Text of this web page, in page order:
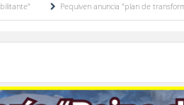
Pequiven anuncia "plan de transformación"